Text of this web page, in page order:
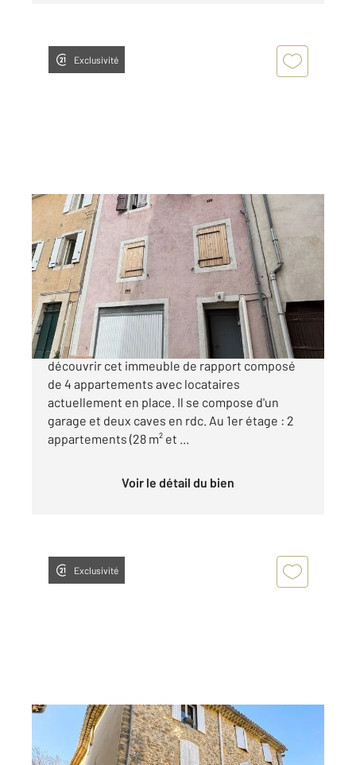
Exclusivité
ALES 30
105,77 m 2
Ref : 15700
Immeuble à vendre
140 000 €
Alès - Situé à proximité du centre-ville, venez
découvrir cet immeuble de rapport composé
de 4 appartements avec locataires
actuellement en place. Il se compose d'un
garage et deux caves en rdc. Au 1er étage : 2
appartements (28 m² et ...
Voir le détail du bien
Exclusivité
GENERARGUES 30
201,22 m
Ref : 66